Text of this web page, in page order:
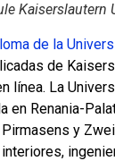
Kaiserslautern
de la
de
línea. La
en Renania-
y